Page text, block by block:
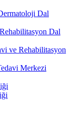
Dal
Dal
ve Rehabilitasyon
Merkezi